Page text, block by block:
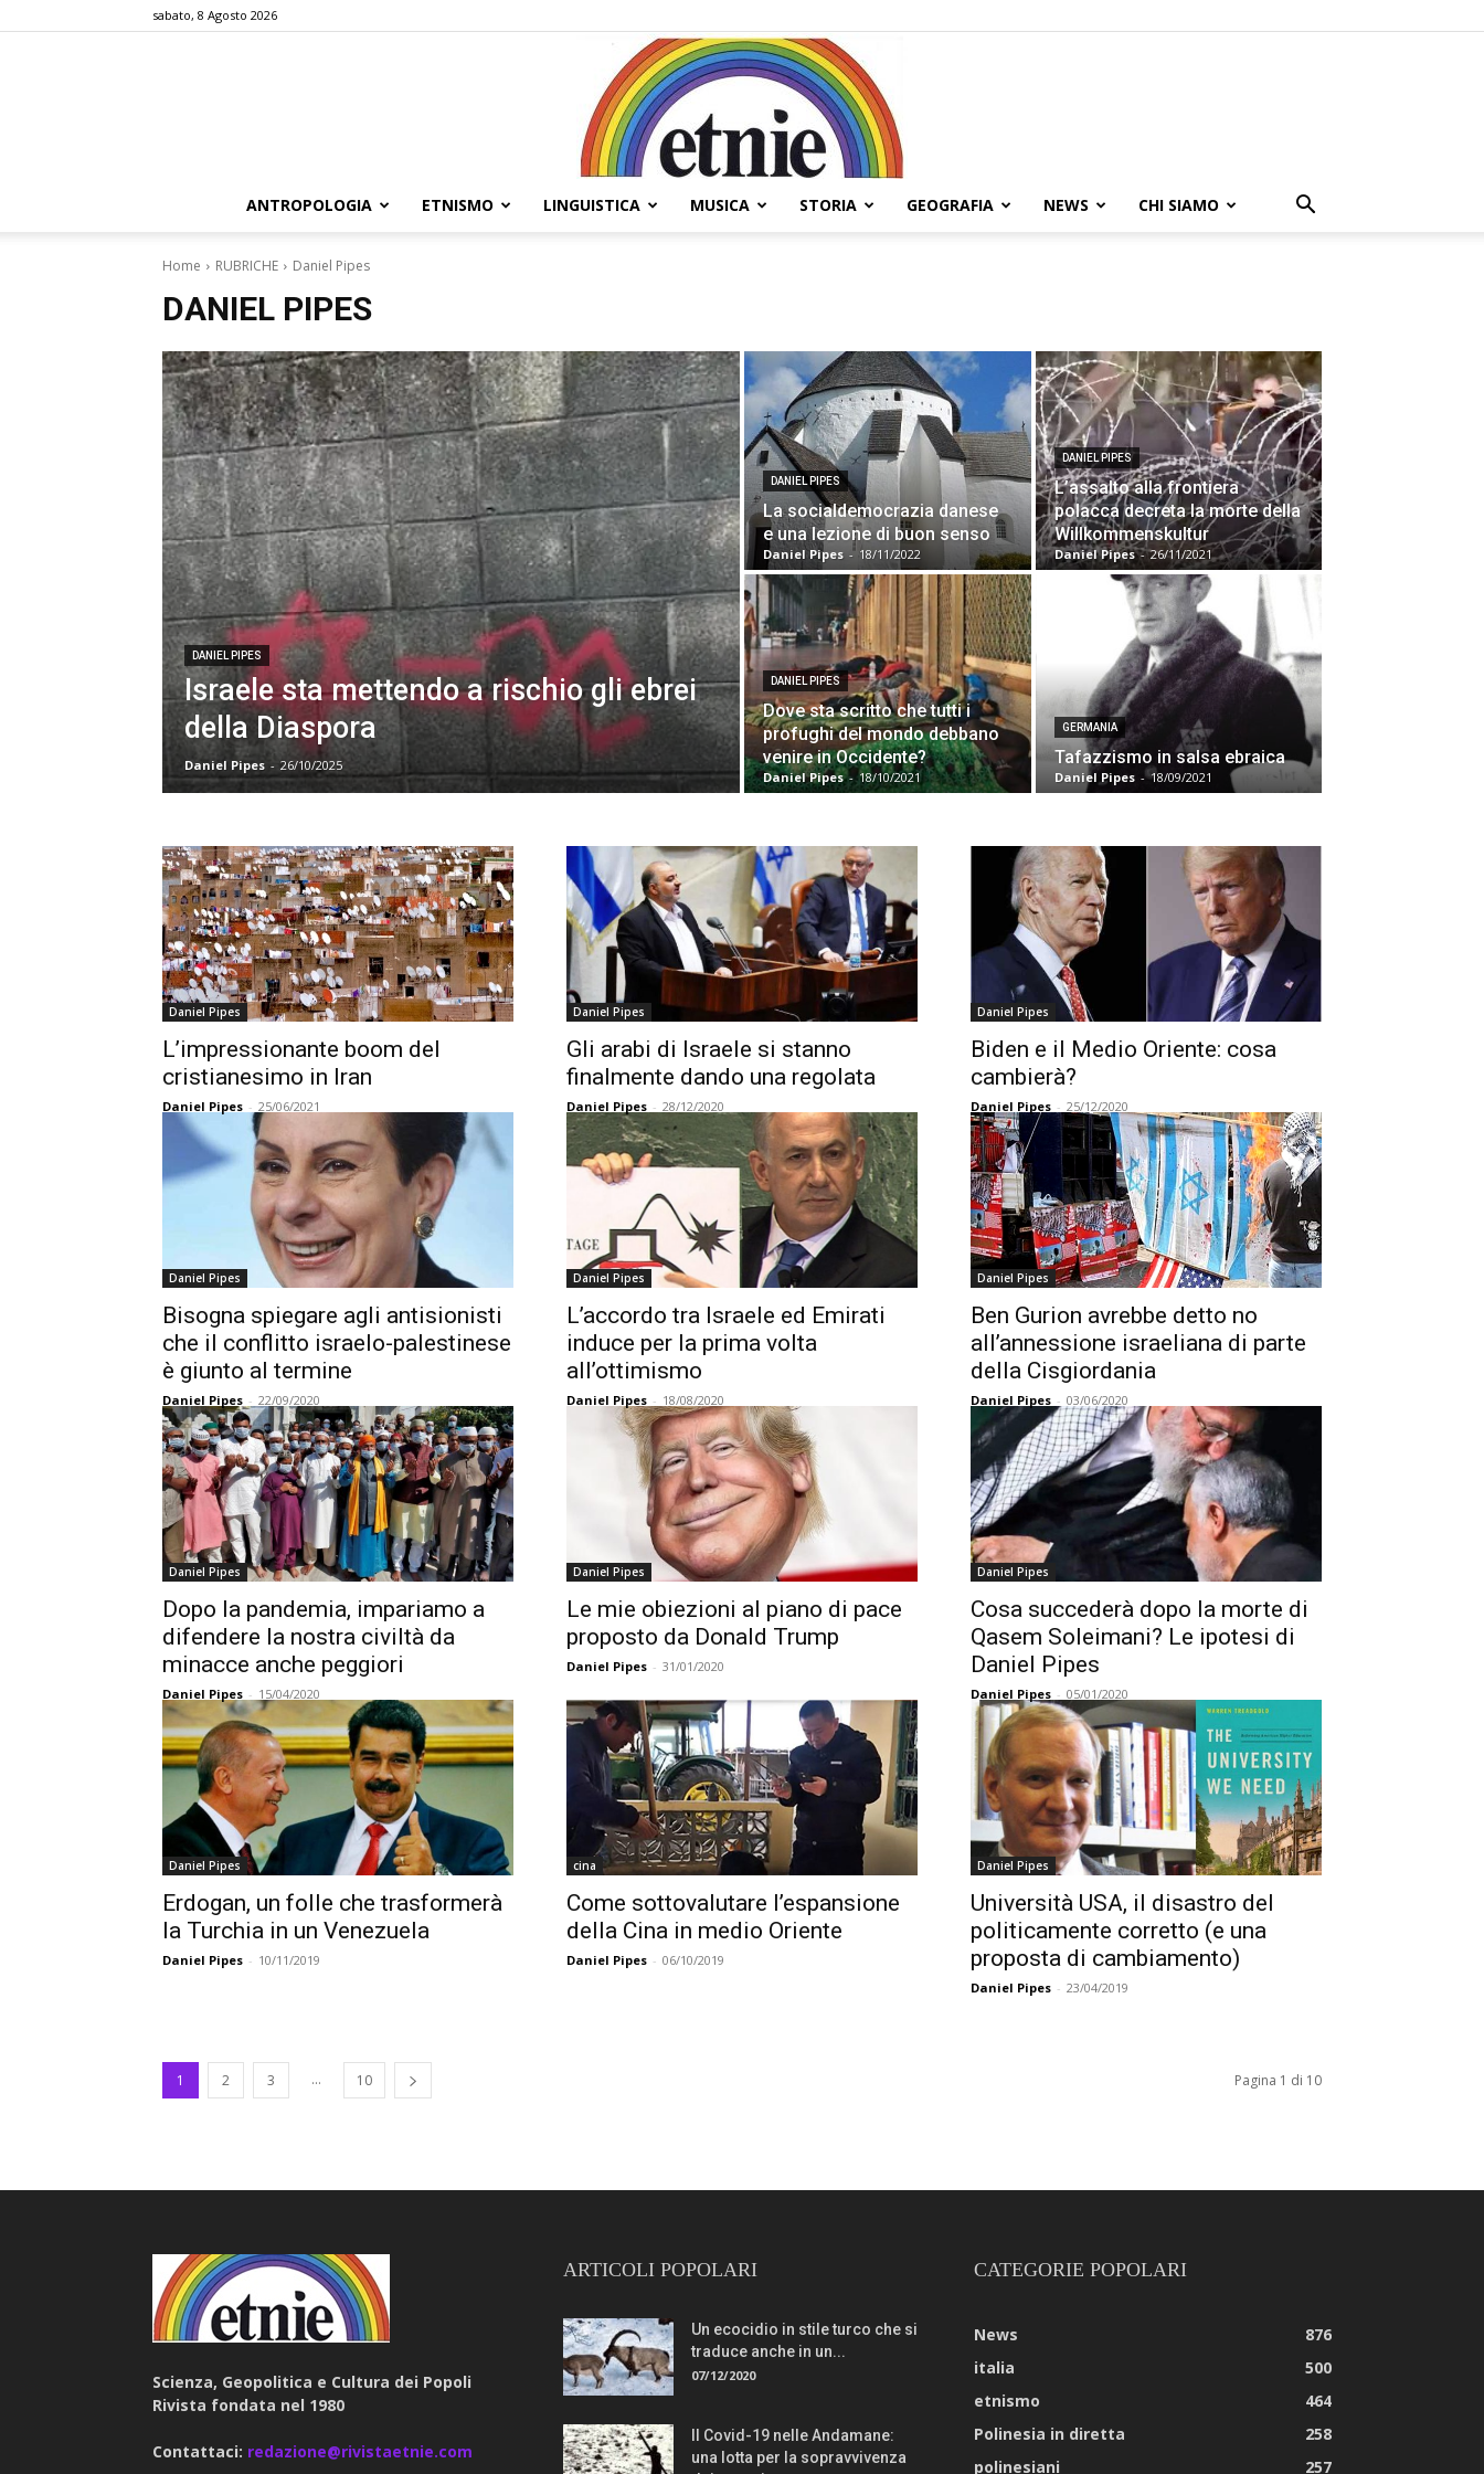
sabato, 8 Agosto 2026
ANTROPOLOGIA ETNISMO LINGUISTICA MUSICA STORIA GEOGRAFIA NEWS CHI SIAMO
Home RUBRICHE Daniel Pipes
DANIEL PIPES
DANIEL PIPES
Israele sta mettendo a rischio gli ebrei
della Diaspora
Daniel Pipes - 26/10/2025
DANIEL PIPES
La socialdemocrazia danese
e una lezione di buon senso
Daniel Pipes - 18/11/2022
DANIEL PIPES
L’assalto alla frontiera
polacca decreta la morte della
Willkommenskultur
Daniel Pipes - 26/11/2021
DANIEL PIPES
Dove sta scritto che tutti i
profughi del mondo debbano
venire in Occidente?
Daniel Pipes - 18/10/2021
GERMANIA
Tafazzismo in salsa ebraica
Daniel Pipes - 18/09/2021
Daniel Pipes
L’impressionante boom del
cristianesimo in Iran
Daniel Pipes - 25/06/2021
Daniel Pipes
Gli arabi di Israele si stanno
finalmente dando una regolata
Daniel Pipes - 28/12/2020
Daniel Pipes
Biden e il Medio Oriente: cosa
cambierà?
Daniel Pipes - 25/12/2020
Daniel Pipes
Bisogna spiegare agli antisionisti
che il conflitto israelo-palestinese
è giunto al termine
Daniel Pipes - 22/09/2020
Daniel Pipes
L’accordo tra Israele ed Emirati
induce per la prima volta
all’ottimismo
Daniel Pipes - 18/08/2020
Daniel Pipes
Ben Gurion avrebbe detto no
all’annessione israeliana di parte
della Cisgiordania
Daniel Pipes - 03/06/2020
Daniel Pipes
Dopo la pandemia, impariamo a
difendere la nostra civiltà da
minacce anche peggiori
Daniel Pipes - 15/04/2020
Daniel Pipes
Le mie obiezioni al piano di pace
proposto da Donald Trump
Daniel Pipes - 31/01/2020
Daniel Pipes
Cosa succederà dopo la morte di
Qasem Soleimani? Le ipotesi di
Daniel Pipes
Daniel Pipes - 05/01/2020
Daniel Pipes
Erdogan, un folle che trasformerà
la Turchia in un Venezuela
Daniel Pipes - 10/11/2019
cina
Come sottovalutare l’espansione
della Cina in medio Oriente
Daniel Pipes - 06/10/2019
Daniel Pipes
Università USA, il disastro del
politicamente corretto (e una
proposta di cambiamento)
Daniel Pipes - 23/04/2019
1 2 3 ... 10 Pagina 1 di 10
Scienza, Geopolitica e Cultura dei Popoli
Rivista fondata nel 1980
Contattaci: redazione@rivistaetnie.com
ARTICOLI POPOLARI
Un ecocidio in stile turco che si
traduce anche in un...
07/12/2020
Il Covid-19 nelle Andamane:
una lotta per la sopravvivenza
CATEGORIE POPOLARI
News
876
italia
500
etnismo
464
Polinesia in diretta
258
polinesiani
257